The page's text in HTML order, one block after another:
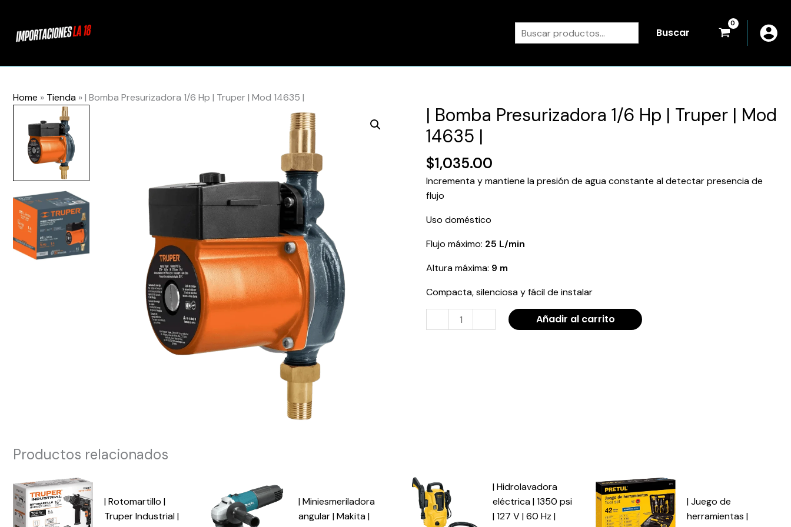
contenido
Buscar
Home » Tienda »| Bomba Presurizadora 1/6 Hp | Truper | Mod 14635 |
| Bomba Presurizadora 1/6 Hp | Truper | Mod
14635 |
$1,035.00
Incrementa y mantiene la presión de agua constante al detectar presencia de
flujo
Uso doméstico
Flujo máximo: 25 L/min
Altura máxima: 9 m
Compacta, silenciosa y fácil de instalar
Bomba
Presurizadora
1/6
Hp
|
Truper
|
14635
cantidad
Añadir al carrito
Productos relacionados
| Rotomartillo |
Truper Industrial |
| Miniesmeriladora
angular | Makita |
| Hidrolavadora
eléctrica | 1350 psi
| 127 V | 60 Hz |
| Juego de
herramientas |